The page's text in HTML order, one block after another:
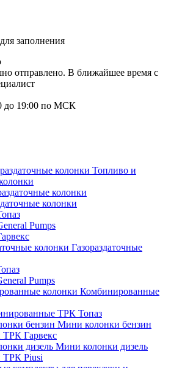
заполнения
отправлено. В ближайшее время с
до 19:00 по МСК
Топливо и
колонки
Pumps
Газораздаточные
Pumps
Комбинированные
ТРК Топаз
Мини колонки бензин
Гарвекс
Мини колонки дизель
Piusi